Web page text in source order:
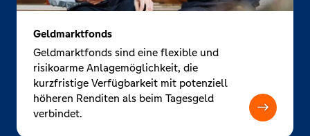
Geldmarktfonds
Geldmarktfonds sind eine flexible und
risikoarme Anlagemöglichkeit, die
kurzfristige Verfügbarkeit mit potenziell
höheren Renditen als beim Tagesgeld
verbindet.